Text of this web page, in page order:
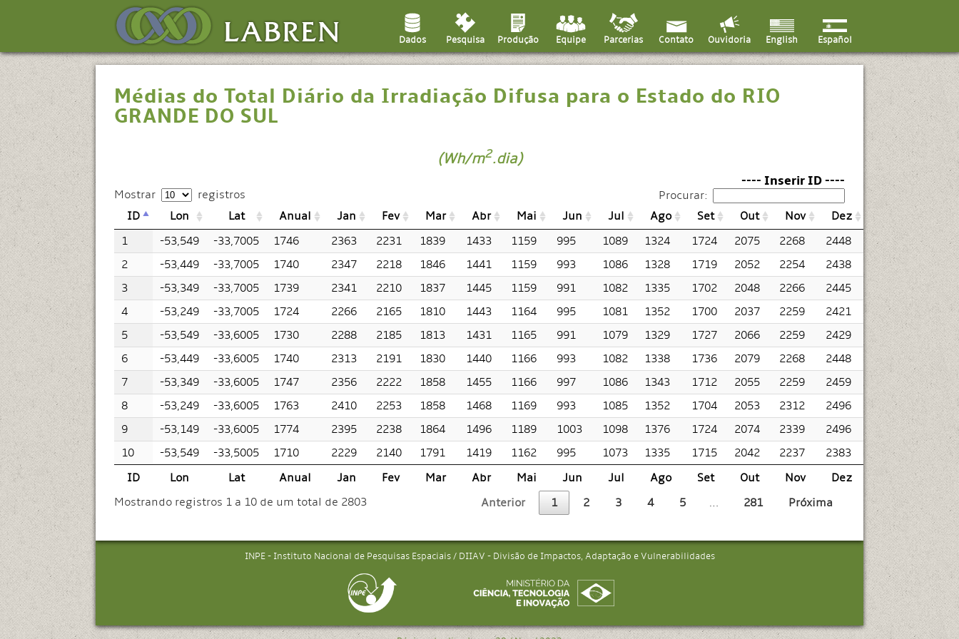
Dados Pesquisa Produção Equipe Parcerias Contato Ouvidoria English Español
Médias do Total Diário da Irradiação Difusa para o Estado do RIO
GRANDE DO SUL
(Wh/m2.dia)
---- Inserir ID ----
Mostrar registros
Procurar:
ID
Lon Lat Anual Jan Fev Mar Abr Mai Jun Jul Ago Set Out Nov Dez
ID Lon Lat Anual Jan Fev Mar Abr Mai Jun Jul Ago Set Out Nov Dez
1 -53,549 -33,7005 1746 2363 2231 1839 1433 1159 995 1089 1324 1724 2075 2268
2448
2
-53,449 -33,7005 1740 2347 2218 1846 1441 1159 993 1086 1328 1719 2052 2254
2438
3
-53,349 -33,7005 1739 2341 2210 1837 1445 1159 991 1082 1335 1702 2048 2266
2445
4
-53,249 -33,7005 1724 2266 2165 1810 1443 1164 995 1081 1352 1700 2037 2259
2421
5
-53,549 -33,6005 1730 2288 2185 1813 1431 1165 991 1079 1329 1727 2066 2259
2429
6
-53,449 -33,6005 1740 2313 2191 1830 1440 1166 993 1082 1338 1736 2079 2268
2448
7
-53,349 -33,6005 1747 2356 2222 1858 1455 1166 997 1086 1343 1712 2055 2259
2459
8
-53,249 -33,6005 1763 2410 2253 1858 1468 1169 993 1085 1352 1704 2053 2312
2496
9
-53,149 -33,6005 1774 2395 2238 1864 1496 1189 1003 1098 1376 1724 2074 2339
2496
10
-53,549 -33,5005 1710 2229 2140 1791 1419 1162 995 1073 1335 1715 2042 2237 2383
Mostrando registros 1 a 10 de um total de 2803 Anterior 1 2 3 4 5 … 281 Próxima
INPE - Instituto Nacional de Pesquisas Espaciais / DIIAV - Divisão de Impactos, Adaptação e Vulnerabilidades